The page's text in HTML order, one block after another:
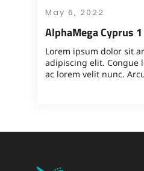
May 6, 2022
AlphaMega Cyprus 1
Lorem ipsum dolor sit
adipiscing elit. Congue
ac lorem velit nunc.